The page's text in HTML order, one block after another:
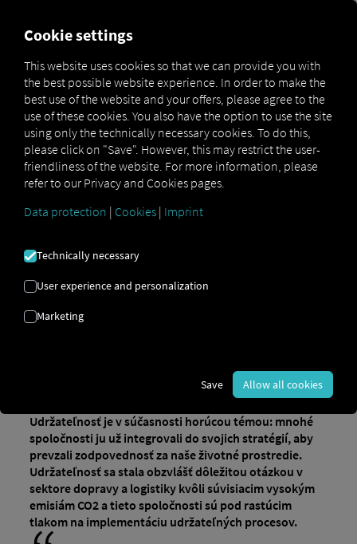
LOGISTIKA |
EKONOMIKA |
EKOLÓGIA
Udržateľnosť v logistike: Ako možno
skombinovať ekologické a ekonomické
ciele.
Nachhaltigkeit in der Logistik: Ökologie &
Udržateľnosť je v súčasnosti horúcou témou: mnohé
spoločnosti ju už integrovali do svojich stratégií, aby
prevzali zodpovednosť za naše životné prostredie.
Udržateľnosť sa stala obzvlášť dôležitou otázkou v
sektore dopravy a logistiky kvôli súvisiacim vysokým
emisiám CO2 a tieto spoločnosti sú pod rastúcim
tlakom na implementáciu udržateľných procesov.
Cookie settings
This website uses cookies so that we can provide you with
the best possible website experience. In order to make the
best use of the website and your offers, please agree to the
use of these cookies. You also have the option to use the site
using only the technically necessary cookies. To do this,
please click on "Save". However, this may restrict the user-
friendliness of the website. For more information, please
refer to our Privacy and Cookies pages.
Data protection | Cookies | Imprint
Technically necessary
User experience and personalization
Marketing
Save Allow all cookies